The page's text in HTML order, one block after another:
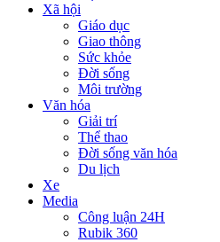
Xã hội
Giáo dục
Giao thông
Sức khỏe
Đời sống
Môi trường
Văn hóa
Giải trí
Thể thao
Đời sống văn hóa
Du lịch
Xe
Media
Công luận 24H
Rubik 360